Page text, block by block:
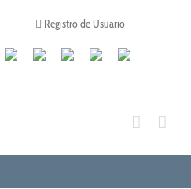
Registro de Usuario
FacebookInstagram
X TwitchContacto